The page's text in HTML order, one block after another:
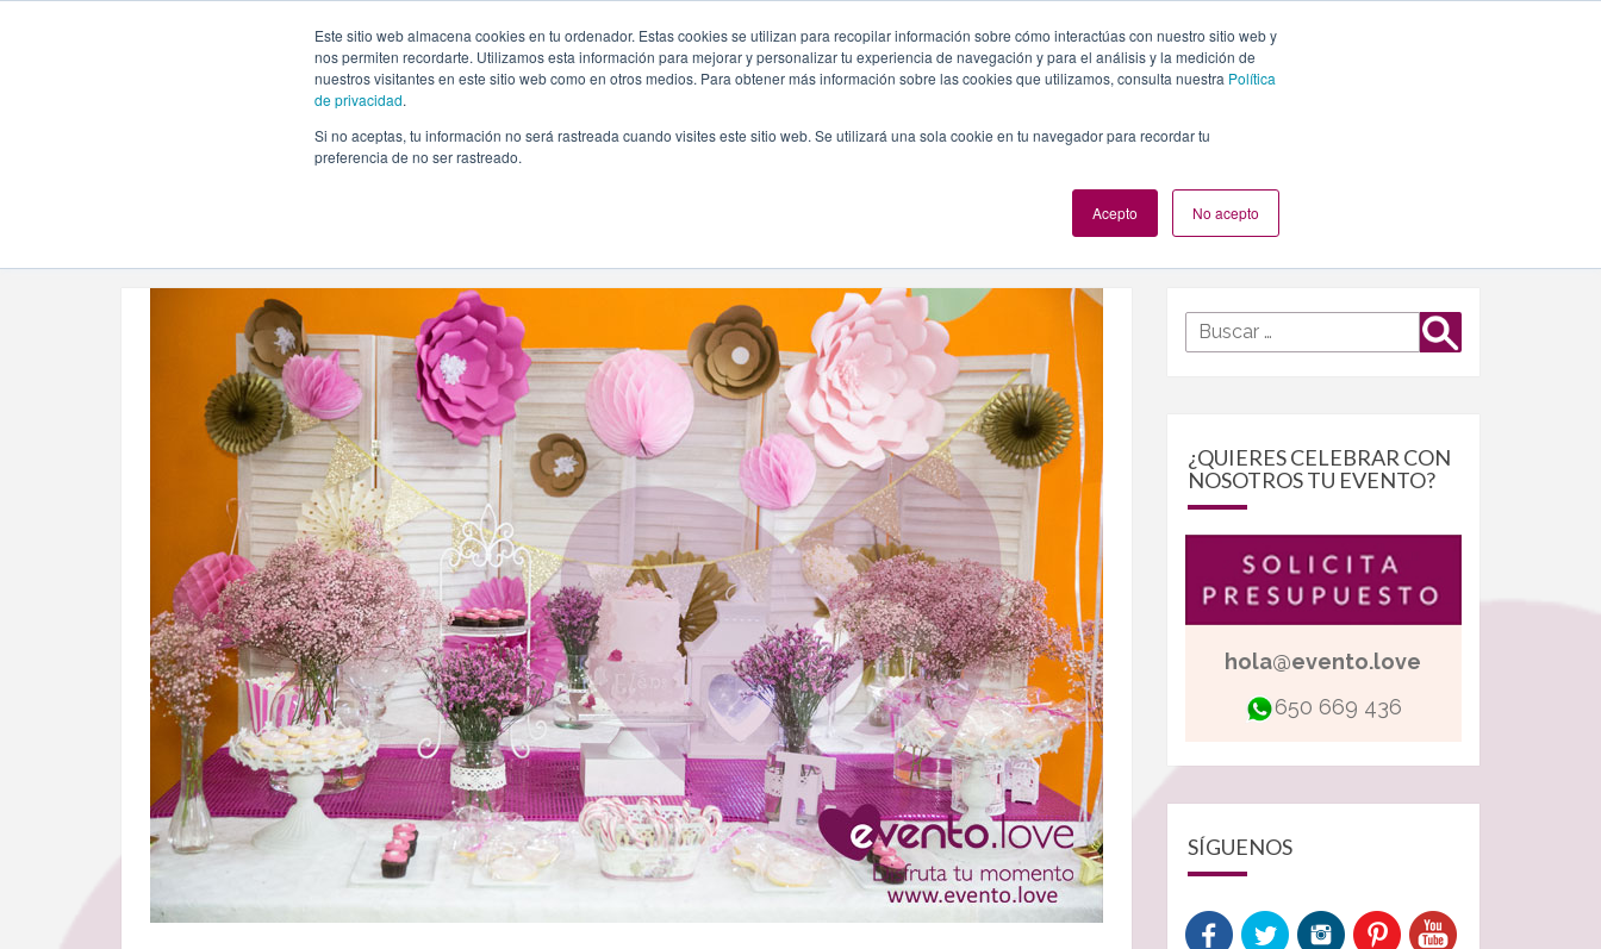
Este sitio web almacena cookies en tu ordenador. Estas cookies se utilizan para recopilar información sobre cómo interactúas con nuestro sitio web y
nos permiten recordarte. Utilizamos esta información para mejorar y personalizar tu experiencia de navegación y para el análisis y la medición de
nuestros visitantes en este sitio web como en otros medios. Para obtener más información sobre las cookies que utilizamos, consulta nuestra Política
de privacidad.
Si no aceptas, tu información no será rastreada cuando visites este sitio web. Se utilizará una sola cookie en tu navegador para recordar tu
preferencia de no ser rastreado.
Acepto No acepto
INICIO QUIÉNES SOMOS TE OFRECEMOS PLANES NUESTROS EVENTOS
decoracion fucsia baby shower
Buscar
por:
Buscar
¿QUIERES CELEBRAR CON
NOSOTROS TU EVENTO?
hola@evento.love
650 669 436
SÍGUENOS